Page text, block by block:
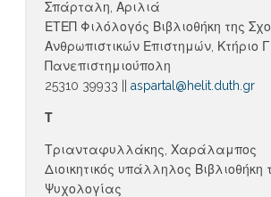
Σπάρταλη, Αριλιά
ΕΤΕΠ Φιλόλογός Βιβλιοθήκη της
Ανθρωπιστικών Επιστημών, Κτήριο
Πανεπιστημιούπολη
25310 39933 || aspartal@helit.duth.gr
Τ
Τριανταφυλλάκης, Χαράλαμπος
Διοικητικός υπάλληλος
Ψυχολογίας